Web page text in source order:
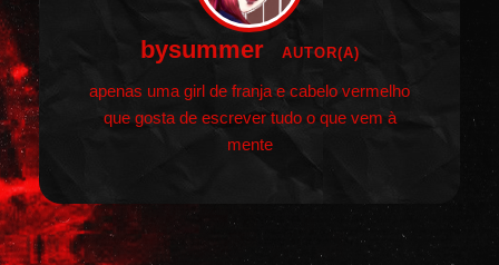
bysummer AUTOR(A)
apenas uma girl de franja e cabelo vermelho
que gosta de escrever tudo o que vem à
mente